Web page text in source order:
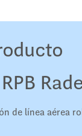
de línea